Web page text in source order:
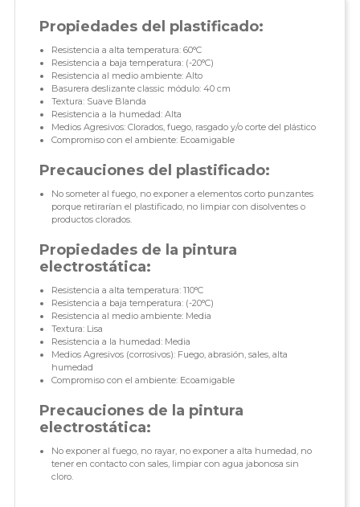
Propiedades del plastificado:
Resistencia a alta temperatura: 60°C
Resistencia a baja temperatura: (-20°C)
Resistencia al medio ambiente: Alto
Basurera deslizante classic módulo: 40 cm
Textura: Suave Blanda
Resistencia a la humedad: Alta
Medios Agresivos: Clorados, fuego, rasgado y/o corte del plástico
Compromiso con el ambiente: Ecoamigable
Precauciones del plastificado:
No someter al fuego, no exponer a elementos corto punzantes
porque retirarían el plastificado, no limpiar con disolventes o
productos clorados.
Propiedades de la pintura
electrostática:
Resistencia a alta temperatura: 110°C
Resistencia a baja temperatura: (-20°C)
Resistencia al medio ambiente: Media
Textura: Lisa
Resistencia a la humedad: Media
Medios Agresivos (corrosivos): Fuego, abrasión, sales, alta
humedad
Compromiso con el ambiente: Ecoamigable
Precauciones de la pintura
electrostática:
No exponer al fuego, no rayar, no exponer a alta humedad, no
tener en contacto con sales, limpiar con agua jabonosa sin
cloro.